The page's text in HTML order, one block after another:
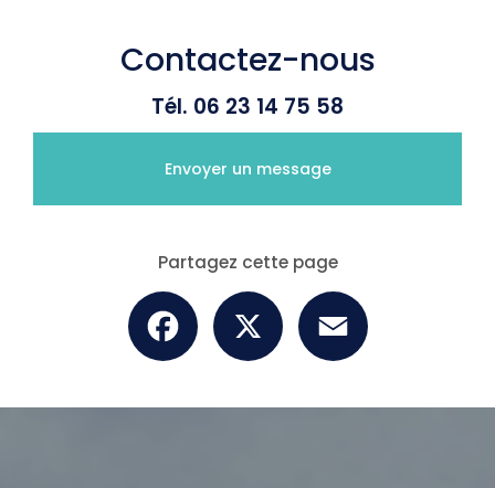
Contactez-nous
Tél. 06 23 14 75 58
Envoyer un message
Partagez cette page
Facebook